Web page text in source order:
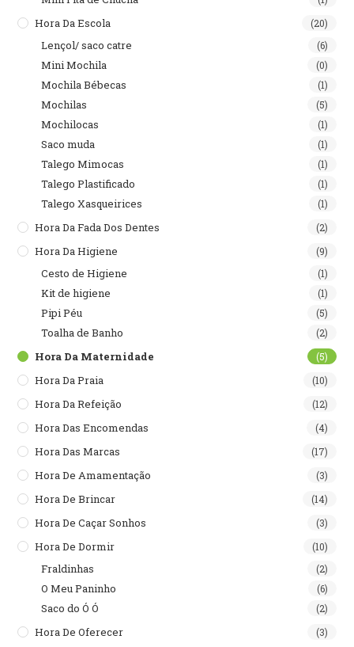
Hora Da Escola (20)
Lençol/ saco catre (6)
Mini Mochila (0)
Mochila Bébecas (1)
Mochilas (5)
Mochilocas (1)
Saco muda (1)
Talego Mimocas (1)
Talego Plastificado (1)
Talego Xasqueirices (1)
Hora Da Fada Dos Dentes (2)
Hora Da Higiene (9)
Cesto de Higiene (1)
Kit de higiene (1)
Pipi Péu (5)
Toalha de Banho (2)
Hora Da Maternidade (5)
Hora Da Praia (10)
Hora Da Refeição (12)
Hora Das Encomendas (4)
Hora Das Marcas (17)
Hora De Amamentação (3)
Hora De Brincar (14)
Hora De Caçar Sonhos (3)
Hora De Dormir (10)
Fraldinhas (2)
O Meu Paninho (6)
Saco do Ó Ó (2)
Hora De Oferecer (3)